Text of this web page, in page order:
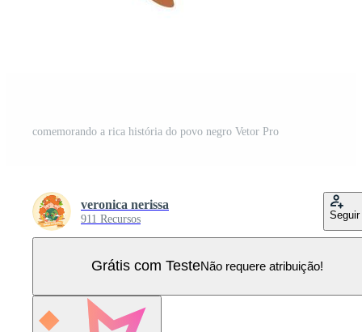
comemorando a rica história do povo negro Vetor Pro
veronica nerissa
911 Recursos Seguir
Grátis com TesteNão requere atribuição!